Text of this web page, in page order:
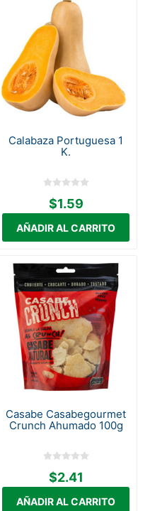
Calabaza Portuguesa 1
K.
$1.59
Casabe Casabegourmet
Crunch Ahumado 100g
$2.41